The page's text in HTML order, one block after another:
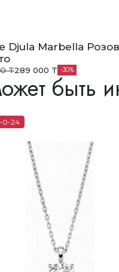
Djula Marbella
₸289 000 ₸ 30
быть
0-24